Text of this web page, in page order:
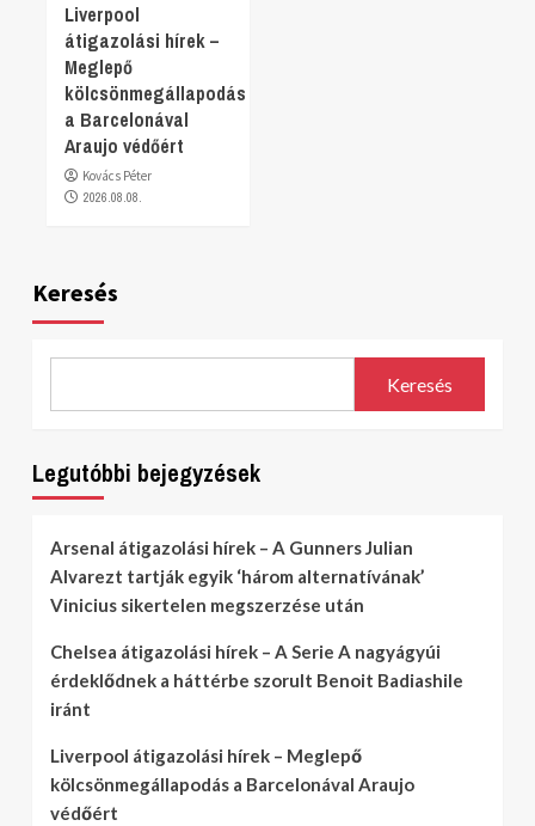
Liverpool
átigazolási hírek –
Meglepő
kölcsönmegállapodás
a Barcelonával
Araujo védőért
Kovács Péter
2026.08.08.
Keresés
Keresés
Legutóbbi bejegyzések
Arsenal átigazolási hírek – A Gunners Julian
Alvarezt tartják egyik ‘három alternatívának’
Vinicius sikertelen megszerzése után
Chelsea átigazolási hírek – A Serie A nagyágyúi
érdeklődnek a háttérbe szorult Benoit Badiashile
iránt
Liverpool átigazolási hírek – Meglepő
kölcsönmegállapodás a Barcelonával Araujo
védőért